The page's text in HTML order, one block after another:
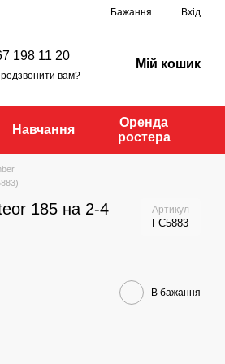
Бажання Вхід
198 11 20
вам?
Мій кошик
Навчання
Оренда
ростера
185 на 2-4
Артикул
FC5883
В бажання